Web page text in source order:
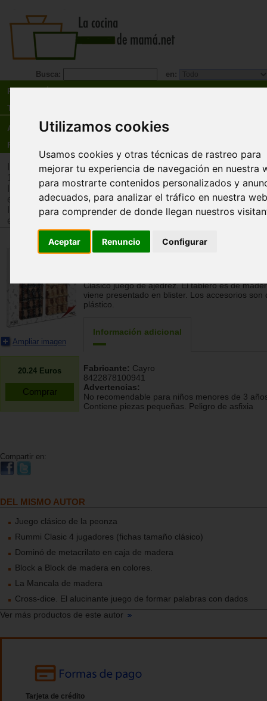
Utilizamos cookies
Usamos cookies y otras técnicas de rastreo para
mejorar tu experiencia de navegación en nuestra
para mostrarte contenidos personalizados y
adecuados, para analizar el tráfico en nuestra
para comprender de donde llegan nuestros
Aceptar Renuncio Configurar
Busca: en:
Recetas
Tienda
Actualidad
Registro
>Tienda>Juguetes infantiles>Juguetes por edad>
12 años
>Tienda>Juguetes infantiles>Juguetes por tipo >
estimulación intelectual y memoria
>Tienda>Juguetes infantiles>Juguetes por tipo>
estrategia
Ampliar imagen
20.24 Euros
Compartir en:
Ajedrez & Damas (chess &
Clásico juego de ajedrez. El tablero es de
viene presentado en blister. Los accesorios son
plástico.
Información adicional
Fabricante: Cayro
8422878100941
Advertencias:
No recomendable para niños menores de 3
Contiene piezas pequeñas. Peligro de asfixia
DEL MISMO AUTOR
Juego clásico de la peonza
Rummi Clasic 4 jugadores (fichas tamaño clásico)
Dominó de metacrilato en caja de madera
Block a Block de madera en colores.
La Mancala de madera
Cross-dice. El alucinante juego de formar palabras con dados
Ver más productos de este autor
Tarjeta de crédito